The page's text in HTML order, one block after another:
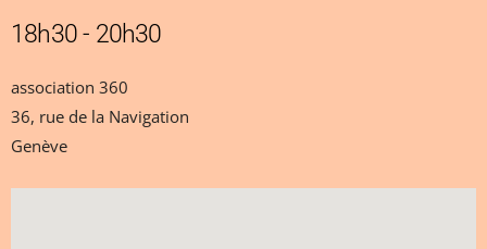
18h30 - 20h30
association 360
36, rue de la Navigation
Genève